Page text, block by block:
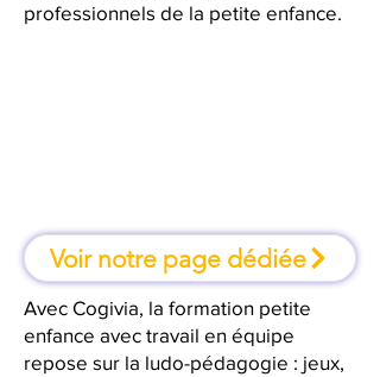
professionnels de la petite enfance.
Voir notre page dédiée
Avec Cogivia, la formation petite
enfance avec travail en équipe
repose sur la ludo-pédagogie : jeux,